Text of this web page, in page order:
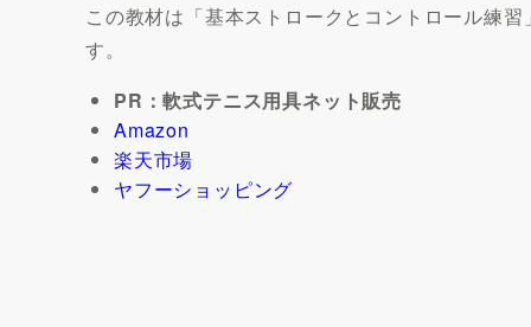
この教材は「基本ストロークとコントロール練
す。
PR：軟式テニス用具ネット販売
Amazon
楽天市場
ヤフーショッピング